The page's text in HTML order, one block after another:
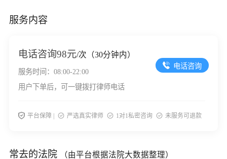
服务内容
电话咨询98元/次（30分钟内）
服务时间：08:00-22:00
用户下单后，可一键拨打律师电话
平台保障 | 严选真实律师 1对1私密咨询 未服务可退款
电话咨询
常去的法院 （由平台根据法院大数据整理）